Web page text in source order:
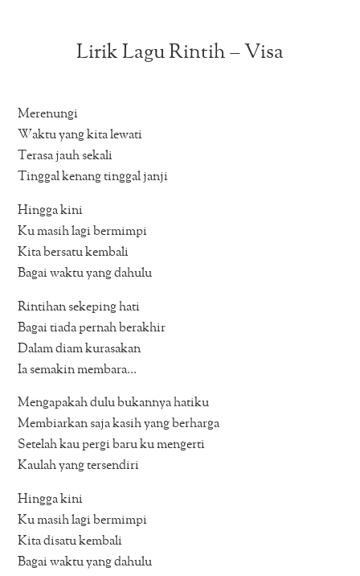
Lirik Lagu Rintih – Visa
Merenungi
Waktu yang kita lewati
Terasa jauh sekali
Tinggal kenang tinggal janji
Hingga kini
Ku masih lagi bermimpi
Kita bersatu kembali
Bagai waktu yang dahulu
Rintihan sekeping hati
Bagai tiada pernah berakhir
Dalam diam kurasakan
Ia semakin membara…
Mengapakah dulu bukannya hatiku
Membiarkan saja kasih yang berharga
Setelah kau pergi baru ku mengerti
Kaulah yang tersendiri
Hingga kini
Ku masih lagi bermimpi
Kita disatu kembali
Bagai waktu yang dahulu